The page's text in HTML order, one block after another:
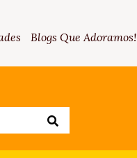
Blogs Que Adoramos!